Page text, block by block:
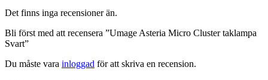
Det finns inga recensioner än.
Bli först med att recensera ”Umage Asteria Micro Cluster taklampa
Svart”
Du måste vara inloggad för att skriva en recension.